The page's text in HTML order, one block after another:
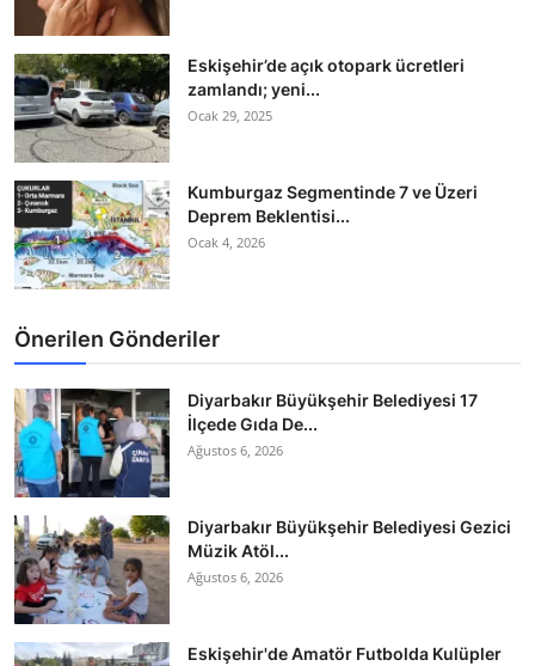
Eskişehir’de açık otopark ücretleri
zamlandı; yeni...
Ocak 29, 2025
Kumburgaz Segmentinde 7 ve Üzeri
Deprem Beklentisi...
Ocak 4, 2026
Önerilen Gönderiler
Diyarbakır Büyükşehir Belediyesi 17
İlçede Gıda De...
Ağustos 6, 2026
Diyarbakır Büyükşehir Belediyesi Gezici
Müzik Atöl...
Ağustos 6, 2026
Eskişehir'de Amatör Futbolda Kulüpler